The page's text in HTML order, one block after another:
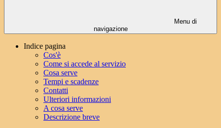
Menu di
navigazione
Indice pagina
Cos'è
Come si accede al servizio
Cosa serve
Tempi e scadenze
Contatti
Ulteriori informazioni
A cosa serve
Descrizione breve